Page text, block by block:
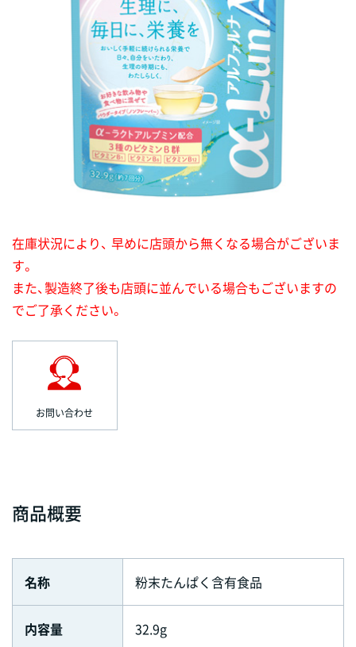
在庫状況により、 早めに店頭から無くなる場合がございま
す。
また、製造終了後も店頭に並んでいる場合もございますの
でご了承ください。
お問い合わせ
商品概要
名称 粉末たんぱく含有食品
内容量 32.9g